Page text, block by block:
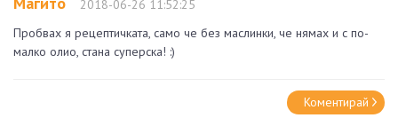
2018-06-26 11:52:25
Пробвах я рецептичката, само че без маслинки, че нямах и с по-
малко олио, стана суперска! :)
Коментирай